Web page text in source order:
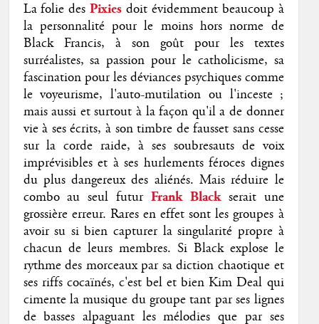
La folie des Pixies doit évidemment beaucoup à
la personnalité pour le moins hors norme de
Black Francis, à son goût pour les textes
surréalistes, sa passion pour le catholicisme, sa
fascination pour les déviances psychiques comme
le voyeurisme, l'auto-mutilation ou l'inceste ;
mais aussi et surtout à la façon qu'il a de donner
vie à ses écrits, à son timbre de fausset sans cesse
sur la corde raide, à ses soubresauts de voix
imprévisibles et à ses hurlements féroces dignes
du plus dangereux des aliénés. Mais réduire le
combo au seul futurFrank Black serait une
grossière erreur. Rares en effet sont les groupes à
avoir su si bien capturer la singularité propre à
chacun de leurs membres. Si Black explose le
rythme des morceaux par sa diction chaotique et
ses riffs cocaïnés, c'est bel et bien Kim Deal qui
cimente la musique du groupe tant par ses lignes
de basses alpaguant les mélodies que par ses